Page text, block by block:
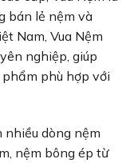
bán lẻ nệm và
Nam, Vua Nệm
nghiệp, giúp
phù hợp với
nhiều dòng nệm
nệm bông ép từ